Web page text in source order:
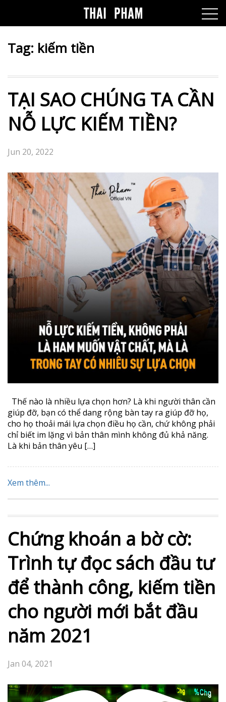
Tag: kiếm tiền
TẠI SAO CHÚNG TA CẦN
NỖ LỰC KIẾM TIỀN?
Jun 20, 2022
Thế nào là nhiều lựa chọn hơn? Là khi người thân cần
giúp đỡ, bạn có thể dang rộng bàn tay ra giúp đỡ họ,
cho họ thoải mái lựa chọn điều họ cần, chứ không phải
chỉ biết im lặng vì bản thân mình không đủ khả năng.
Là khi bản thân yêu […]
Xem thêm...
Chứng khoán a bờ cờ:
Trình tự đọc sách đầu tư
để thành công, kiếm tiền
cho người mới bắt đầu
năm 2021
Jan 04, 2021